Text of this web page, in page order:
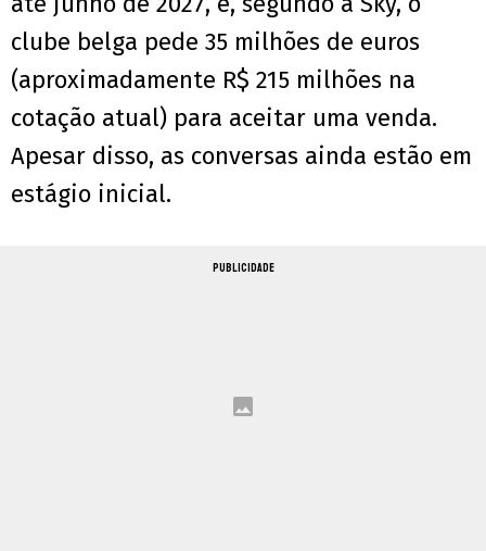
clube belga pede 35 milhões de euros
(aproximadamente R$ 215 milhões na
cotação atual) para aceitar uma venda.
Apesar disso, as conversas ainda estão em
estágio inicial.
PUBLICIDADE